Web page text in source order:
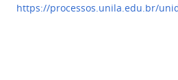
https://processos.unila.edu.br/